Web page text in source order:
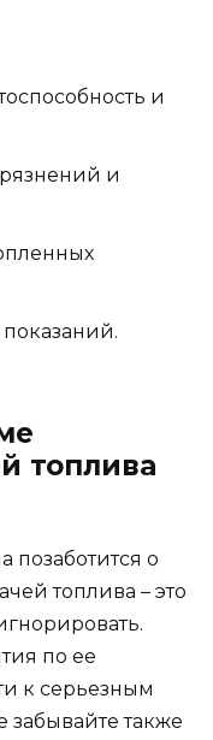
и
и
топлива
позаботится о
топлива – это
по ее
к серьезным
также